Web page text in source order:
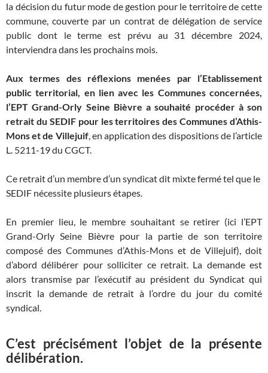
la décision du futur mode de gestion pour le territoire de cette
commune, couverte par un contrat de délégation de service
public dont le terme est prévu au 31 décembre 2024,
interviendra dans les prochains mois.
Aux termes des réflexions menées par l’Etablissement
public territorial, en lien avec les Communes concernées,
l’EPT Grand-Orly Seine Bièvre a souhaité procéder à son
retrait du SEDIF pour les territoires des Communes d’Athis-
Mons et de Villejuif, en application des dispositions de l’article
L. 5211-19 du CGCT.
Ce retrait d’un membre d’un syndicat dit mixte fermé tel que le
SEDIF nécessite plusieurs étapes.
En premier lieu, le membre souhaitant se retirer (ici l’EPT
Grand-Orly Seine Bièvre pour la partie de son territoire
composé des Communes d’Athis-Mons et de Villejuif), doit
d’abord délibérer pour solliciter ce retrait. La demande est
alors transmise par l’exécutif au président du Syndicat qui
inscrit la demande de retrait à l’ordre du jour du comité
syndical.
C’est précisément l’objet de la présente
délibération.